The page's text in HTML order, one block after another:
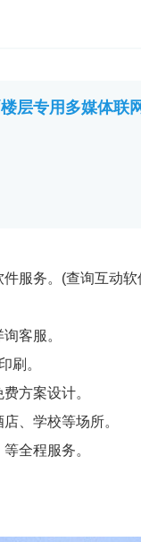
层专用多媒体联
服务。(查询互动
客服。
刷。
方案设计。
、学校等场所。
全程服务。